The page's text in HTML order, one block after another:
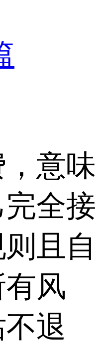
意味
全接
且自
风
退